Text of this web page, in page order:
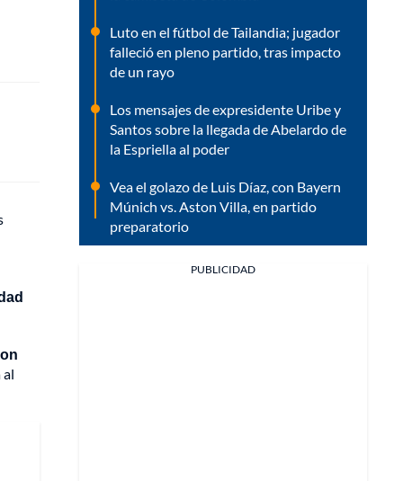
al
Luto en el fútbol de Tailandia; jugador
falleció en pleno partido, tras impacto
de un rayo
Los mensajes de expresidente Uribe y
Santos sobre la llegada de Abelardo de
la Espriella al poder
Vea el golazo de Luis Díaz, con Bayern
Múnich vs. Aston Villa, en partido
preparatorio
PUBLICIDAD